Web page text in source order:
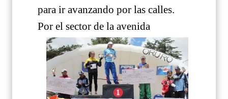
para ir avanzando por las calles.
Por el sector de la avenida